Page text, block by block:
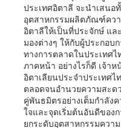
ประเทศอิตาลี จะนำเสน
อุตสาหกรรมผลิตภัณฑ์คว
อิตาลีให้เป็นที่ประจักษ์ แ
มองต่างๆ ให้กับผู้ประกอบ
ทางการตลาดในประเทศ
ภาคหน้า อย่างไรก็ดี เจ้า
อิตาเลียนประจำประเทศ
ตลอดจนอำนวยความสะ
คู่พันธมิตรอย่างเต็มกำลัง
ใจและจุดเริ่มต้นอันดีของ
ยกระดับอุตสาหกรรมควา